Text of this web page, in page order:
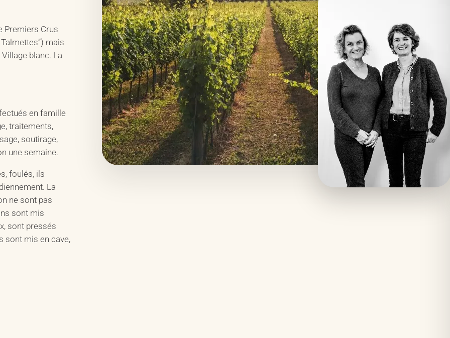
Premiers Crus
Talmettes”) mais
blanc. La
en famille
traitements,
soutirage,
une semaine.
foulés, ils
La
ne sont pas
sont mis
sont pressés
sont mis en cave,